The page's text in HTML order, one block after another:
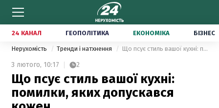
24 КАНАЛ ГЕОПОЛІТИКА ЕКОНОМІКА БІЗНЕС
Нерухомість Тренди і натхнення Що псує стиль вашої кухні: помилки, яких допускався кожен
3 лютого, 10:17 2
Що псує стиль вашої кухні:
помилки, яких допускався